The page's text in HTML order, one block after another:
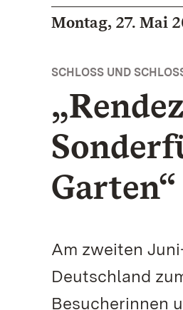
Montag, 27. Mai
SCHLOSS UND
Garten“
Am zweiten
Deutschland
Besucherinnen